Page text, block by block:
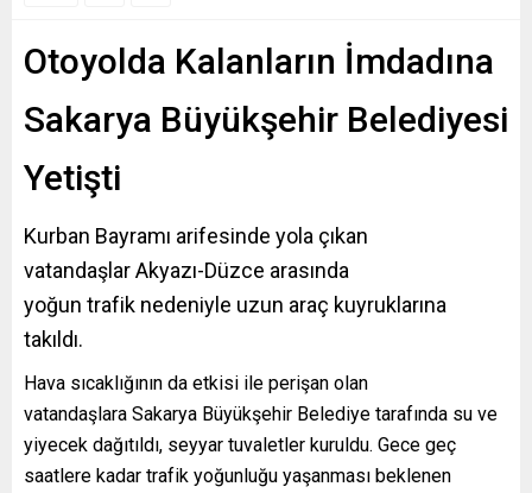
Otoyolda Kalanların İmdadına
Sakarya Büyükşehir Belediyesi
Yetişti
Kurban Bayramı arifesinde yola çıkan
vatandaşlar Akyazı-Düzce arasında
yoğun trafik nedeniyle uzun araç kuyruklarına
takıldı.
Hava sıcaklığının da etkisi ile perişan olan
vatandaşlara Sakarya Büyükşehir Belediye tarafında su ve
yiyecek dağıtıldı, seyyar tuvaletler kuruldu. Gece geç
saatlere kadar trafik yoğunluğu yaşanması beklenen